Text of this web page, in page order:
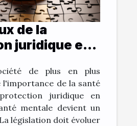
de la
juridique en
de plus en plus
l'importance de la santé
juridique en
mentale devient un
législation doit évoluer